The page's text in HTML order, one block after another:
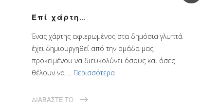
Επί χάρτη…
Ένας χάρτης αφιερωμένος στα δημόσια γλυπτά
έχει δημιουργηθεί από την ομάδα μας,
προκειμένου να διευκολύνει όσους και όσες
θέλουν να … Περισσότερα
ΔΙΑΒΆΣΤΕ ΤΟ